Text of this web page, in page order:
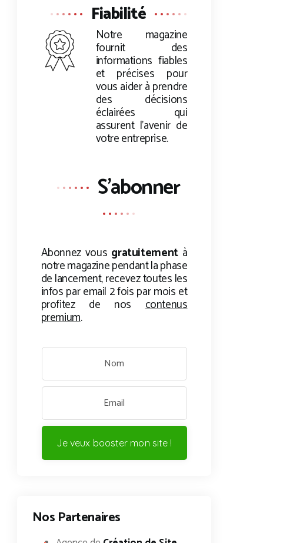
Fiabilité
Notre magazine
fournit des
informations fiables
et précises pour
vous aider à prendre
des décisions
éclairées qui
assurent l’avenir de
votre entreprise.
S'abonner
Abonnez vous gratuitementà
notre magazine pendant la phase
de lancement, recevez toutes les
infos par email 2 fois par mois et
profitez de noscontenus
premium.
Je veux booster mon site !
Nos Partenaires